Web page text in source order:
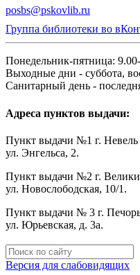
posbs@pskovlib.ru
Группа библиотеки во
Понедельник-пятница:
Выходные дни - суббота,
Санитарный день -
Адреса пунктов выдачи:
Пункт выдачи №1 г. Невель
ул. Энгельса, 2.
Пункт выдачи №2 г.
ул. Новослободская, 10/1.
Пункт выдачи № 3 г.
ул. Юрьевская, д. 3а.
Версия для слабовидящих